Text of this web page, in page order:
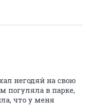
негодяй на свою
погуляла в парке,
что у меня